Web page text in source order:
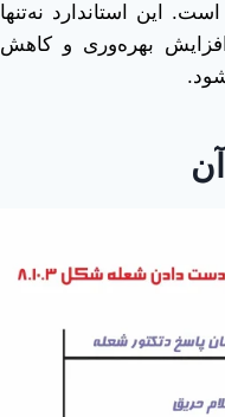
این استاندارد نه‌تنها
بهره‌وری و کاهش